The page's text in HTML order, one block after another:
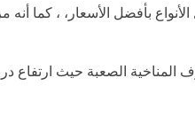
بأفضل الأسعار، ، كما
الصعبة حيث ارتفاع